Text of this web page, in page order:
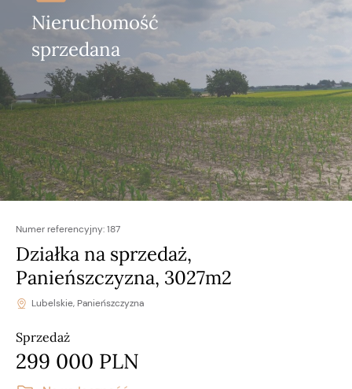
Nieruchomość
sprzedana
Numer referencyjny:187
Działka na sprzedaż,
Panieńszczyzna, 3027m2
Lubelskie, Panieńszczyzna
Sprzedaż
299 000 PLN